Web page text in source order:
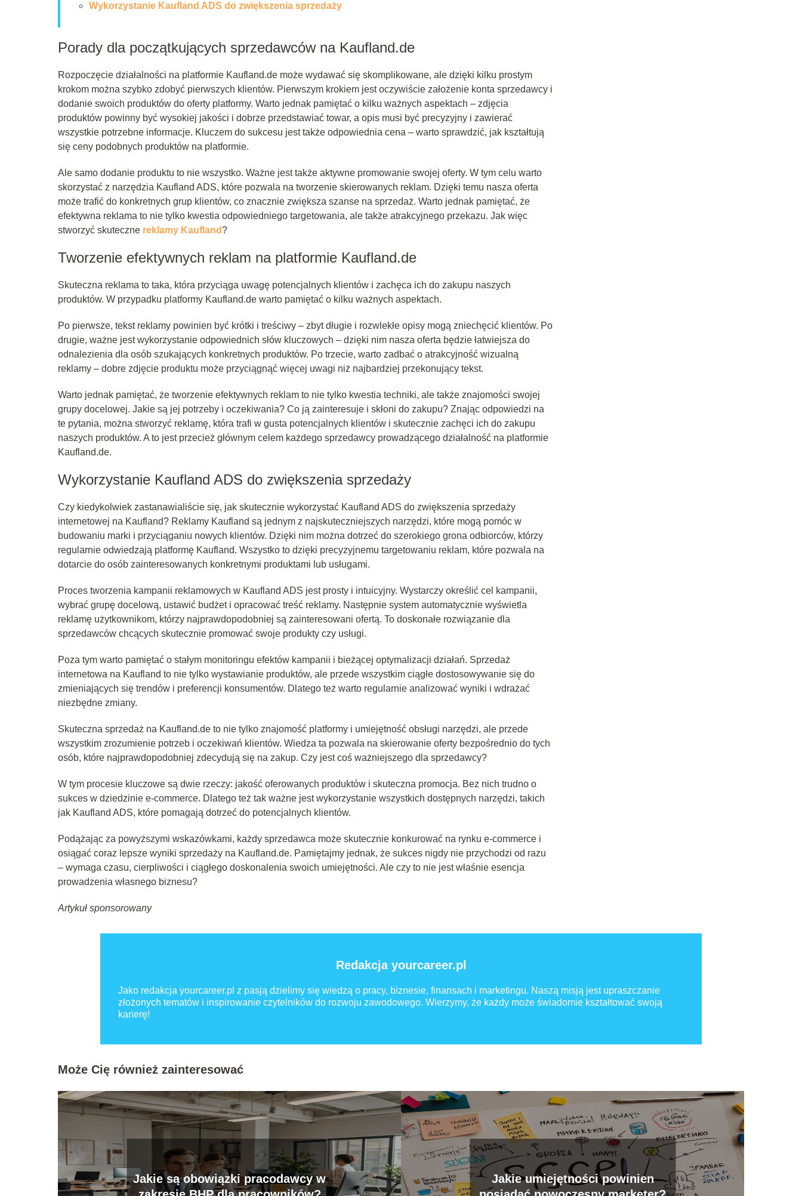
Wykorzystanie Kaufland ADS do zwiększenia sprzedaży
Porady dla początkujących sprzedawców na Kaufland.de
Rozpoczęcie działalności na platformie Kaufland.de może wydawać się skomplikowane, ale dzięki kilku prostym
krokom można szybko zdobyć pierwszych klientów. Pierwszym krokiem jest oczywiście założenie konta sprzedawcy i
dodanie swoich produktów do oferty platformy. Warto jednak pamiętać o kilku ważnych aspektach – zdjęcia
produktów powinny być wysokiej jakości i dobrze przedstawiać towar, a opis musi być precyzyjny i zawierać
wszystkie potrzebne informacje. Kluczem do sukcesu jest także odpowiednia cena – warto sprawdzić, jak kształtują
się ceny podobnych produktów na platformie.
Ale samo dodanie produktu to nie wszystko. Ważne jest także aktywne promowanie swojej oferty. W tym celu warto
skorzystać z narzędzia Kaufland ADS, które pozwala na tworzenie skierowanych reklam. Dzięki temu nasza oferta
może trafić do konkretnych grup klientów, co znacznie zwiększa szanse na sprzedaż. Warto jednak pamiętać, że
efektywna reklama to nie tylko kwestia odpowiedniego targetowania, ale także atrakcyjnego przekazu. Jak więc
stworzyć skuteczne reklamy Kaufland?
Tworzenie efektywnych reklam na platformie Kaufland.de
Skuteczna reklama to taka, która przyciąga uwagę potencjalnych klientów i zachęca ich do zakupu naszych
produktów. W przypadku platformy Kaufland.de warto pamiętać o kilku ważnych aspektach.
Po pierwsze, tekst reklamy powinien być krótki i treściwy – zbyt długie i rozwlekłe opisy mogą zniechęcić klientów. Po
drugie, ważne jest wykorzystanie odpowiednich słów kluczowych – dzięki nim nasza oferta będzie łatwiejsza do
odnalezienia dla osób szukających konkretnych produktów. Po trzecie, warto zadbać o atrakcyjność wizualną
reklamy – dobre zdjęcie produktu może przyciągnąć więcej uwagi niż najbardziej przekonujący tekst.
Warto jednak pamiętać, że tworzenie efektywnych reklam to nie tylko kwestia techniki, ale także znajomości swojej
grupy docelowej. Jakie są jej potrzeby i oczekiwania? Co ją zainteresuje i skłoni do zakupu? Znając odpowiedzi na
te pytania, można stworzyć reklamę, która trafi w gusta potencjalnych klientów i skutecznie zachęci ich do zakupu
naszych produktów. A to jest przecież głównym celem każdego sprzedawcy prowadzącego działalność na platformie
Kaufland.de.
Wykorzystanie Kaufland ADS do zwiększenia sprzedaży
Czy kiedykolwiek zastanawialiście się, jak skutecznie wykorzystać Kaufland ADS do zwiększenia sprzedaży
internetowej na Kaufland? Reklamy Kaufland są jednym z najskuteczniejszych narzędzi, które mogą pomóc w
budowaniu marki i przyciąganiu nowych klientów. Dzięki nim można dotrzeć do szerokiego grona odbiorców, którzy
regularnie odwiedzają platformę Kaufland. Wszystko to dzięki precyzyjnemu targetowaniu reklam, które pozwala na
dotarcie do osób zainteresowanych konkretnymi produktami lub usługami.
Proces tworzenia kampanii reklamowych w Kaufland ADS jest prosty i intuicyjny. Wystarczy określić cel kampanii,
wybrać grupę docelową, ustawić budżet i opracować treść reklamy. Następnie system automatycznie wyświetla
reklamę użytkownikom, którzy najprawdopodobniej są zainteresowani ofertą. To doskonałe rozwiązanie dla
sprzedawców chcących skutecznie promować swoje produkty czy usługi.
Poza tym warto pamiętać o stałym monitoringu efektów kampanii i bieżącej optymalizacji działań. Sprzedaż
internetowa na Kaufland to nie tylko wystawianie produktów, ale przede wszystkim ciągłe dostosowywanie się do
zmieniających się trendów i preferencji konsumentów. Dlatego też warto regularnie analizować wyniki i wdrażać
niezbędne zmiany.
Skuteczna sprzedaż na Kaufland.de to nie tylko znajomość platformy i umiejętność obsługi narzędzi, ale przede
wszystkim zrozumienie potrzeb i oczekiwań klientów. Wiedza ta pozwala na skierowanie oferty bezpośrednio do tych
osób, które najprawdopodobniej zdecydują się na zakup. Czy jest coś ważniejszego dla sprzedawcy?
W tym procesie kluczowe są dwie rzeczy: jakość oferowanych produktów i skuteczna promocja. Bez nich trudno o
sukces w dziedzinie e-commerce. Dlatego też tak ważne jest wykorzystanie wszystkich dostępnych narzędzi, takich
jak Kaufland ADS, które pomagają dotrzeć do potencjalnych klientów.
Podążając za powyższymi wskazówkami, każdy sprzedawca może skutecznie konkurować na rynku e-commerce i
osiągać coraz lepsze wyniki sprzedaży na Kaufland.de. Pamiętajmy jednak, że sukces nigdy nie przychodzi od razu
– wymaga czasu, cierpliwości i ciągłego doskonalenia swoich umiejętności. Ale czy to nie jest właśnie esencja
prowadzenia własnego biznesu?
Artykuł sponsorowany
Redakcja yourcareer.pl
Jako redakcja yourcareer.pl z pasją dzielimy się wiedzą o pracy, biznesie, finansach i marketingu. Naszą misją jest upraszczanie
złożonych tematów i inspirowanie czytelników do rozwoju zawodowego. Wierzymy, że każdy może świadomie kształtować swoją
karierę!
Może Cię również zainteresować
Jakie są obowiązki pracodawcy w
Jakie umiejętności powinien